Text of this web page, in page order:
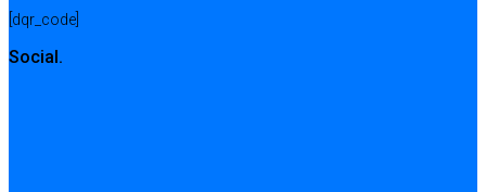
[dqr_code]
Social.